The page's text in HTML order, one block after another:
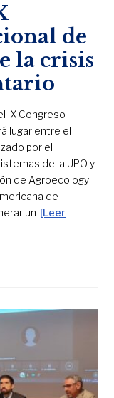
de
la crisis
IX Congreso
lugar entre el
por el
de la UPO y
de Agroecology
de
un [Leer